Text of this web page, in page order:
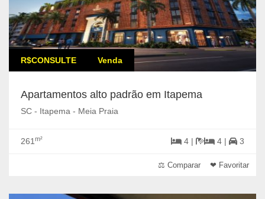
R$CONSULTE Venda
Apartamentos alto padrão em Itapema
SC - Itapema - Meia Praia
261 m² 4 | 4 | 3
⚖ Comparar ❤ Favoritar